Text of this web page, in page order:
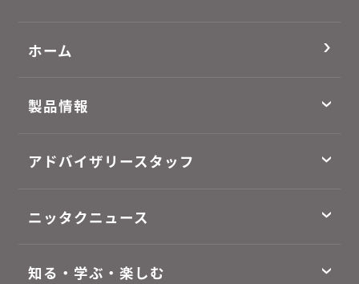
ホーム
製品情報
アドバイザリースタッフ
ニッタクニュース
知る・学ぶ・楽しむ